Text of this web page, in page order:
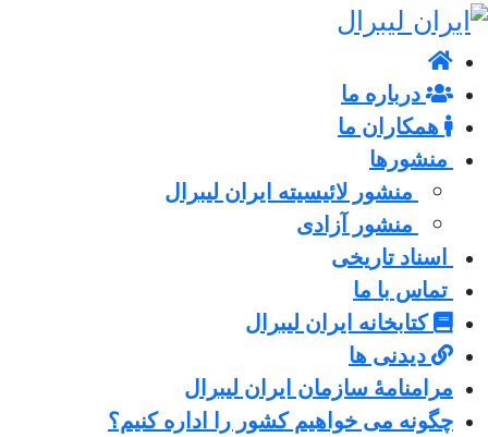
درباره ما
همکاران ما
منشورها
منشور لائیسیته ایران لیبرال
منشور آزادی
اسناد تاریخی
تماس با ما
کتابخانه ایران لیبرال
دیدنی ها
مرامنامۀ سازمان ایران لیبرال
چگونه می خواهیم کشور را اداره کنیم؟